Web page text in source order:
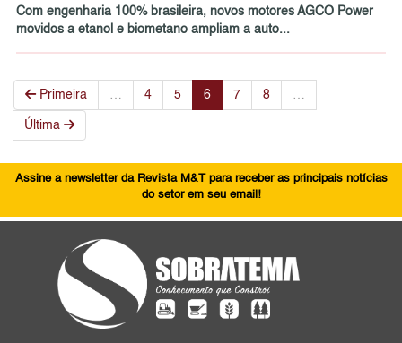
Com engenharia 100% brasileira, novos motores AGCO Power
movidos a etanol e biometano ampliam a auto...
Primeira 4 5 6 7 8
Última
Assine a newsletter da Revista M&T para receber as principais notícias
do setor em seu email!